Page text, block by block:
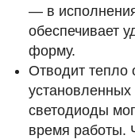
— в
обеспечивает
форму.
Отводит тепло
светодиоды
время работы.